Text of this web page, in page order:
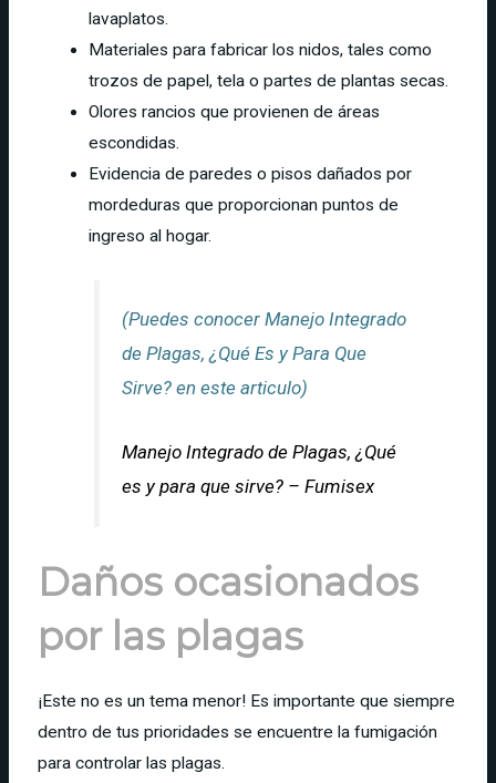
lavaplatos.
Materiales para fabricar los nidos, tales como
trozos de papel, tela o partes de plantas secas.
Olores rancios que provienen de áreas
escondidas.
Evidencia de paredes o pisos dañados por
mordeduras que proporcionan puntos de
ingreso al hogar.
(Puedes conocer Manejo Integrado
de Plagas, ¿Qué Es y Para Que
Sirve? en este articulo)
Manejo Integrado de Plagas, ¿Qué
es y para que sirve? – Fumisex
Daños ocasionados
por las plagas
¡Este no es un tema menor! Es importante que siempre
dentro de tus prioridades se encuentre la fumigación
para controlar las plagas.